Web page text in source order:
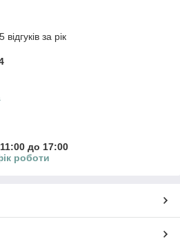
за рік
до 17:00
роботи